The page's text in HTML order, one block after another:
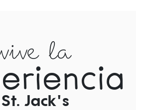
la
St. Jack's